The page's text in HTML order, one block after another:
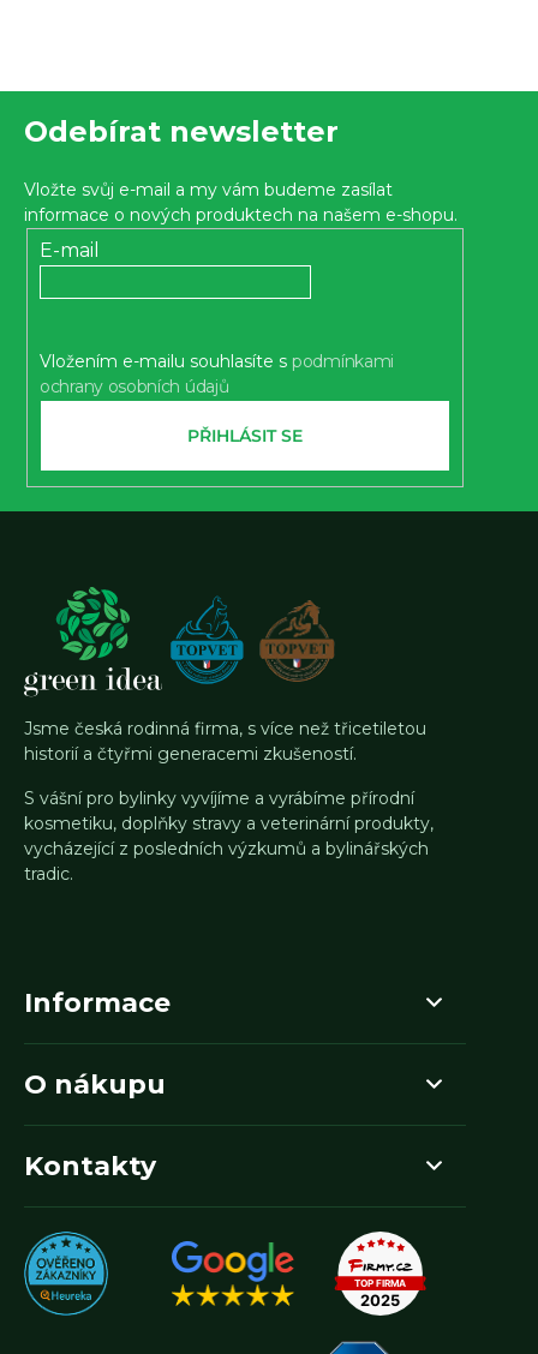
Odebírat newsletter
Vložte svůj e-mail a my vám budeme zasílat
informace o nových produktech na našem e-shopu.
E-mail
Vložením e-mailu souhlasíte s podmínkami
ochrany osobních údajů
PŘIHLÁSIT SE
Jsme česká rodinná firma, s více než třicetiletou
historií a čtyřmi generacemi zkušeností.
S vášní pro bylinky vyvíjíme a vyrábíme přírodní
kosmetiku, doplňky stravy a veterinární produkty,
vycházející z posledních výzkumů a bylinářských
tradic.
Informace
O nákupu
Kontakty